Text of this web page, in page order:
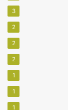
3
2
2
2
1
1
1